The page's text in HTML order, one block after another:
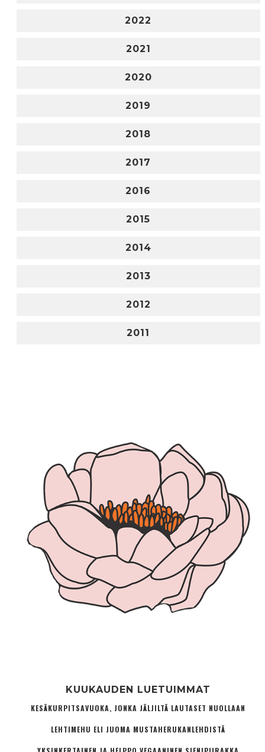
2022
2021
2020
2019
2018
2017
2016
2015
2014
2013
2012
2011
KUUKAUDEN LUETUIMMAT
KESÄKURPITSAVUOKA, JONKA JÄLJILTÄ LAUTASET NUOLLAAN
LEHTIMEHU ELI JUOMA MUSTAHERUKANLEHDISTÄ